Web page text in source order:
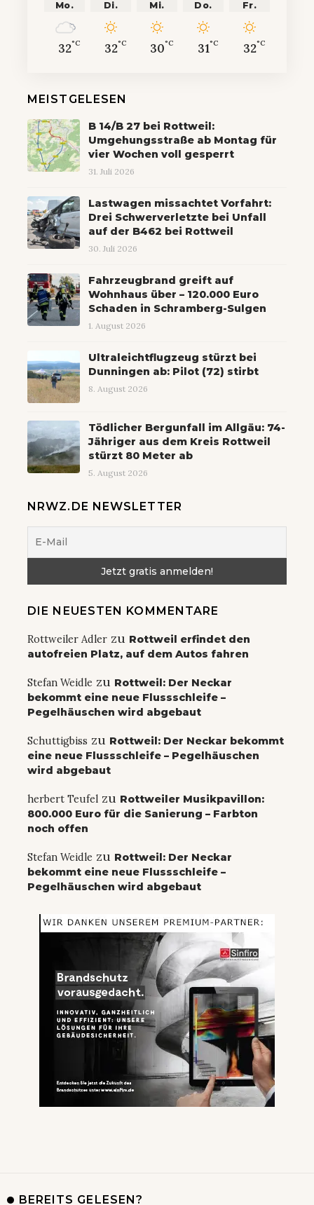
Mo.
32°C
Di.
32°C
Mi.
30°C
Do.
31°C
Fr.
32°C
MEISTGELESEN
B 14/B 27 bei Rottweil:
Umgehungsstraße ab Montag für
vier Wochen voll gesperrt
31. Juli 2026
Lastwagen missachtet Vorfahrt:
Drei Schwerverletzte bei Unfall
auf der B462 bei Rottweil
30. Juli 2026
Fahrzeugbrand greift auf
Wohnhaus über – 120.000 Euro
Schaden in Schramberg-Sulgen
1. August 2026
Ultraleichtflugzeug stürzt bei
Dunningen ab: Pilot (72) stirbt
8. August 2026
Tödlicher Bergunfall im Allgäu: 74-
Jähriger aus dem Kreis Rottweil
stürzt 80 Meter ab
5. August 2026
NRWZ.DE NEWSLETTER
DIE NEUESTEN KOMMENTARE
Rottweiler Adler zu Rottweil erfindet den
autofreien Platz, auf dem Autos fahren
Stefan Weidle zu Rottweil: Der Neckar
bekommt eine neue Flussschleife –
Pegelhäuschen wird abgebaut
Schuttigbiss zu Rottweil: Der Neckar bekommt
eine neue Flussschleife – Pegelhäuschen
wird abgebaut
herbert Teufel zu Rottweiler Musikpavillon:
800.000 Euro für die Sanierung – Farbton
noch offen
Stefan Weidle zu Rottweil: Der Neckar
bekommt eine neue Flussschleife –
Pegelhäuschen wird abgebaut
BEREITS GELESEN?